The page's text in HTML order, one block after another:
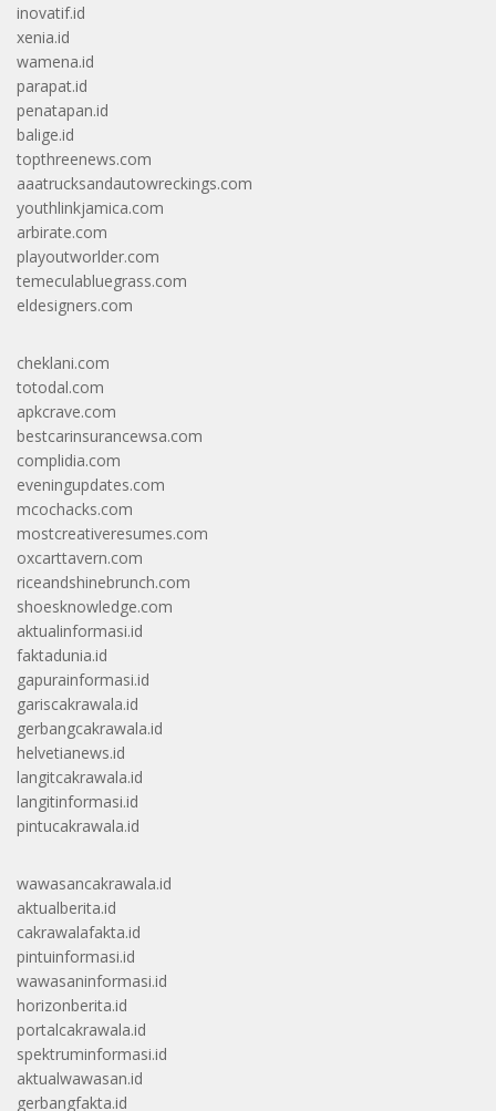
inovatif.id
xenia.id
wamena.id
parapat.id
penatapan.id
balige.id
topthreenews.com
aaatrucksandautowreckings.com
youthlinkjamica.com
arbirate.com
playoutworlder.com
temeculabluegrass.com
eldesigners.com
cheklani.com
totodal.com
apkcrave.com
bestcarinsurancewsa.com
complidia.com
eveningupdates.com
mcochacks.com
mostcreativeresumes.com
oxcarttavern.com
riceandshinebrunch.com
shoesknowledge.com
aktualinformasi.id
faktadunia.id
gapurainformasi.id
gariscakrawala.id
gerbangcakrawala.id
helvetianews.id
langitcakrawala.id
langitinformasi.id
pintucakrawala.id
wawasancakrawala.id
aktualberita.id
cakrawalafakta.id
pintuinformasi.id
wawasaninformasi.id
horizonberita.id
portalcakrawala.id
spektruminformasi.id
aktualwawasan.id
gerbangfakta.id